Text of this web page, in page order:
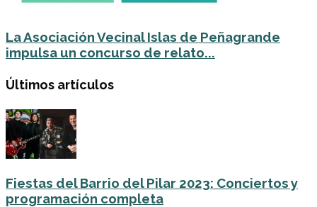
La Asociación Vecinal Islas de Peñagrande
impulsa un concurso de relato...
Últimos artículos
Fiestas del Barrio del Pilar 2023: Conciertos y
programación completa